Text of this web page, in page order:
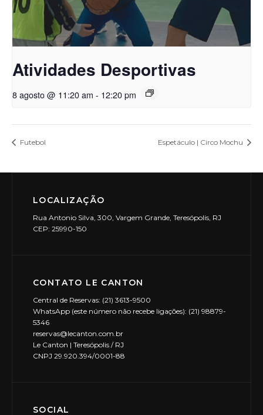
Atividades Desportivas
8 agosto @ 11:20 am - 12:20 pm
Futebol Espetáculo | Circo Mochu
LOCALIZAÇÃO
Rua Antonio Silva, 300, Vargem Grande, Teresópolis, RJ
CEP: 25990-150
CONTATO LE CANTON
Central de Reservas: (21) 3613-9500
WhatsApp (este número não recebe ligações): (21) 98879-
5346
reservas@lecanton.com.br
Le Canton | Teresópolis / RJ
CNPJ 29.920.394/0001-88
SOCIAL